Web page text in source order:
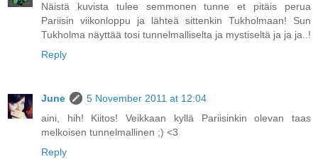
Näistä kuvista tulee semmonen tunne et pitäis perua
Pariisin viikonloppu ja lähteä sittenkin Tukholmaan! Sun
Tukholma näyttää tosi tunnelmalliselta ja mystiseltä ja ja ja..!
Reply
June
5 November 2011 at 12:04
aini, hih! Kiitos! Veikkaan kyllä Pariisinkin olevan taas
melkoisen tunnelmallinen ;) <3
Reply